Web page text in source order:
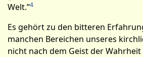
Welt.”4
Es gehört zu den bitteren
manchen Bereichen unseres
nicht nach dem Geist der